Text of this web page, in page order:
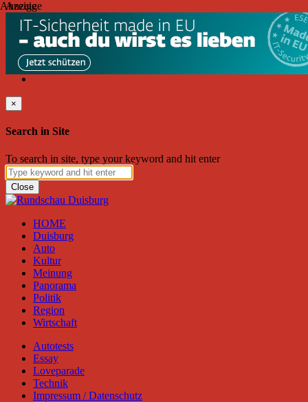
Sonntag, August 09, 2026
Friend on Facebook
Subscribe to RSS
Search
×
Search in Site
To search in site, type your keyword and hit enter
Close
HOME
Duisburg
Auto
Kultur
Meinung
Panorama
Politik
Region
Wirtschaft
Autotests
Essay
Loveparade
Technik
Impressum / Datenschutz
Anzeige
Anzeige